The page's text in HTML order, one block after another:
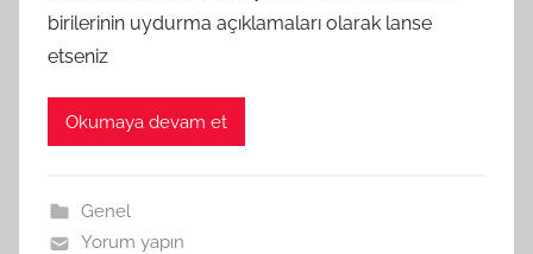
birilerinin uydurma açıklamaları olarak lanse
etseniz
Okumaya devam et
Genel
Yorum yapın